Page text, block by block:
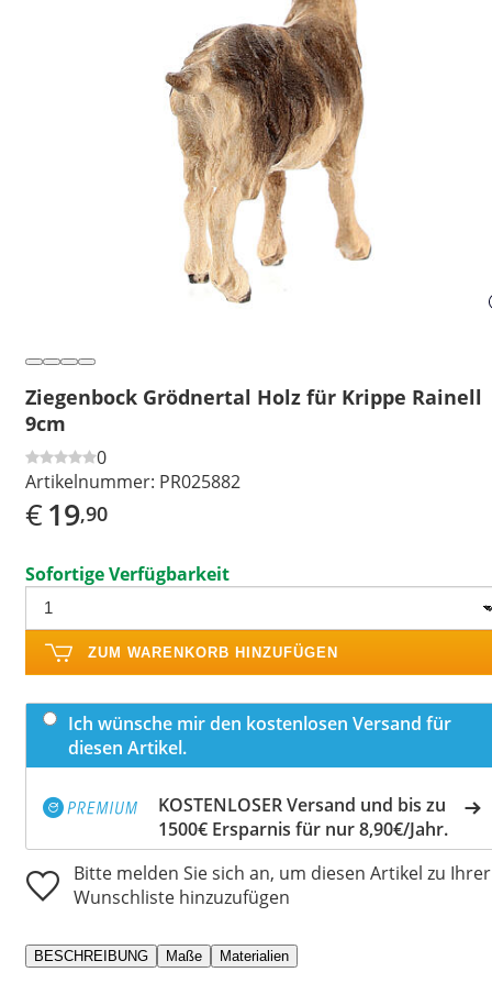
Ziegenbock Grödnertal Holz für Krippe Rainell
9cm
0
Artikelnummer: PR025882
€19,90
Sofortige Verfügbarkeit
ZUM WARENKORB HINZUFÜGEN
Ich wünsche mir den kostenlosen Versand für
diesen Artikel.
KOSTENLOSER Versand und bis zu
1500€ Ersparnis für nur 8,90€/Jahr.
Bitte melden Sie sich an, um diesen Artikel zu Ihrer
Wunschliste hinzuzufügen
BESCHREIBUNG Maße Materialien